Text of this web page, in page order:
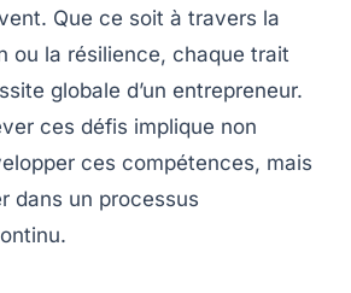
Que ce soit à travers la
ou la résilience, chaque trait
globale d’un entrepreneur.
ces défis implique non
ces compétences, mais
dans un processus